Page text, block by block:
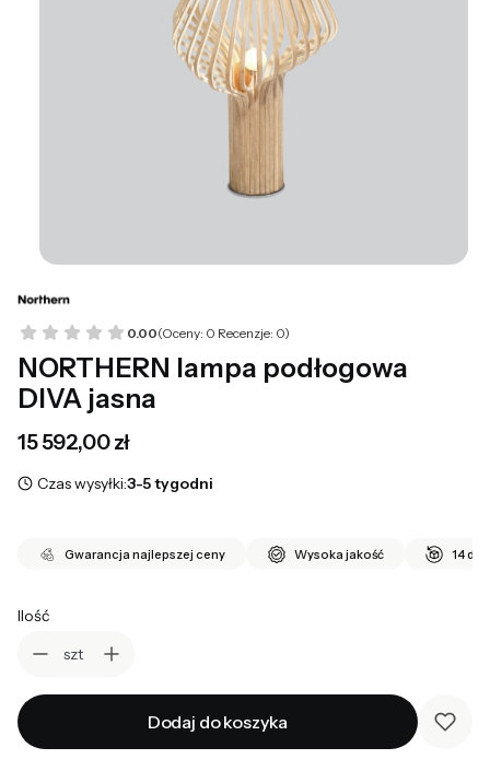
0.00(Oceny: 0 Recenzje: 0)
NORTHERN lampa podłogowa
DIVA jasna
Cena
15 592,00 zł
Czas wysyłki:3-5 tygodni
Gwarancja najlepszej ceny Wysoka jakość 14 dni
Ilość
szt
Dodaj do koszyka